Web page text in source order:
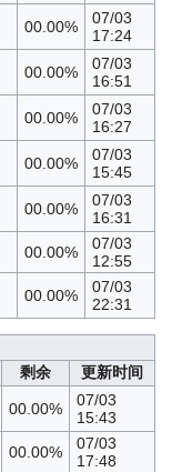
00.00%
07/03
17:24
00.00%
07/03
16:51
00.00%
07/03
16:27
00.00%
07/03
15:45
00.00%
07/03
16:31
00.00%
07/03
12:55
00.00%
07/03
22:31
剩余
更新时间
00.00%
07/03
15:43
00.00%
07/03
17:48